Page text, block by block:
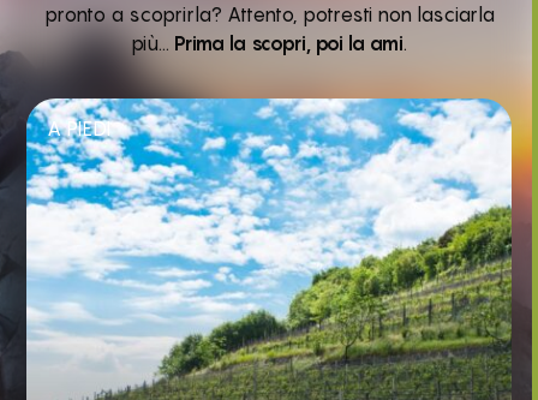
pronto a scoprirla? Attento, potresti non lasciarla
più… Prima la scopri, poi la ami.
A PIEDI